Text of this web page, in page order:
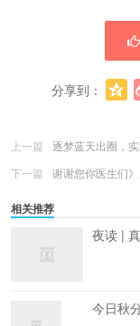
分享到：
上一篇
逐梦蓝天出圈，
下一篇
谢谢您你医生们
相关推荐
夜读 |
今日秋